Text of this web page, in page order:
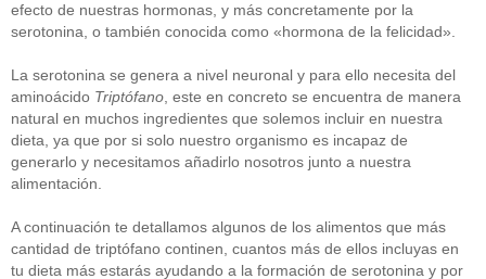
efecto de nuestras hormonas, y más concretamente por la
serotonina, o también conocida como «hormona de la felicidad».
La serotonina se genera a nivel neuronal y para ello necesita del
aminoácido Triptófano, este en concreto se encuentra de manera
natural en muchos ingredientes que solemos incluir en nuestra
dieta, ya que por si solo nuestro organismo es incapaz de
generarlo y necesitamos añadirlo nosotros junto a nuestra
alimentación.
A continuación te detallamos algunos de los alimentos que más
cantidad de triptófano continen, cuantos más de ellos incluyas en
tu dieta más estarás ayudando a la formación de serotonina y por